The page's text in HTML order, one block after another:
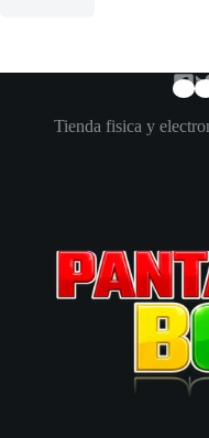
Tienda fisica y